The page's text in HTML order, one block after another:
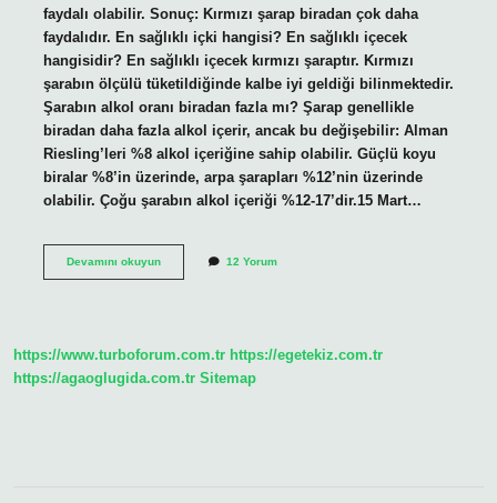
faydalı olabilir. Sonuç: Kırmızı şarap biradan çok daha
faydalıdır. En sağlıklı içki hangisi? En sağlıklı içecek
hangisidir? En sağlıklı içecek kırmızı şaraptır. Kırmızı
şarabın ölçülü tüketildiğinde kalbe iyi geldiği bilinmektedir.
Şarabın alkol oranı biradan fazla mı? Şarap genellikle
biradan daha fazla alkol içerir, ancak bu değişebilir: Alman
Riesling’leri %8 alkol içeriğine sahip olabilir. Güçlü koyu
biralar %8’in üzerinde, arpa şarapları %12’nin üzerinde
olabilir. Çoğu şarabın alkol içeriği %12-17’dir.15 Mart…
Devamını okuyunŞarap
12 Yorum
https://www.turboforum.com.tr https://egetekiz.com.tr
https://agaoglugida.com.tr Sitemap